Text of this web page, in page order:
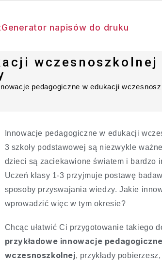
Generator napisów do druku
wczesnoszkolnej
pedagogiczne w edukacji
Innowacje pedagogiczne w edukacji
3 szkoły podstawowej są niezwykle
dzieci są zaciekawione światem i bardzo
Uczeń klasy 1-3 przyjmuje postawę
sposoby przyswajania wiedzy. Jakie
wprowadzić więc w tym okresie?
Chcąc ułatwić Ci przygotowanie takiego
przykładowe innowacje
wczesnoszkolnej, przykłady pobierzesz,